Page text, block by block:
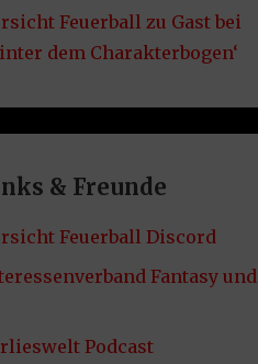
Feuerball zu Gast bei
dem Charakterbogen‘
& Freunde
Feuerball Discord
Fantasy und
Podcast